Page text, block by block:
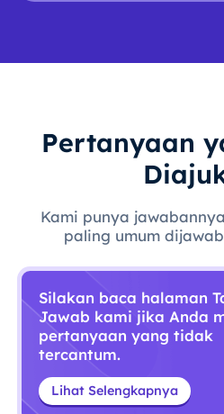
Pertanyaan
Kami punya
paling umum
Silakan baca halaman
Jawab kami jika Anda
pertanyaan yang tidak
tercantum.
Lihat Selengkapnya